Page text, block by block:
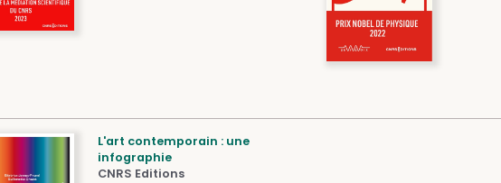
L'art contemporain : une
infographie
CNRS Editions